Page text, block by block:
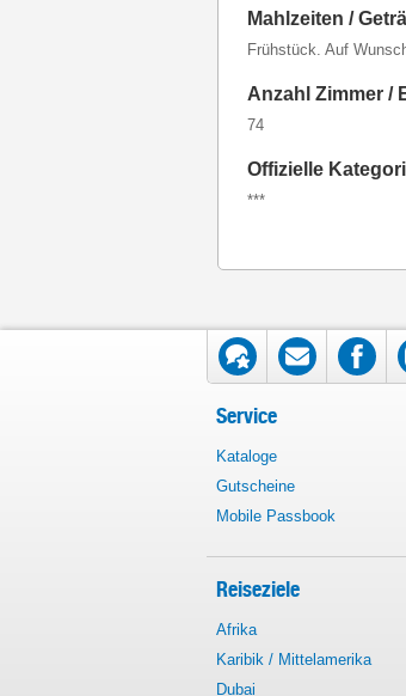
Mahlzeiten /
Frühstück. Auf
Anzahl Zimmer /
74
Offizielle
***
Service
Kataloge
Gutscheine
Mobile Passbook
Reiseziele
Afrika
Karibik / Mittelamerika
Dubai